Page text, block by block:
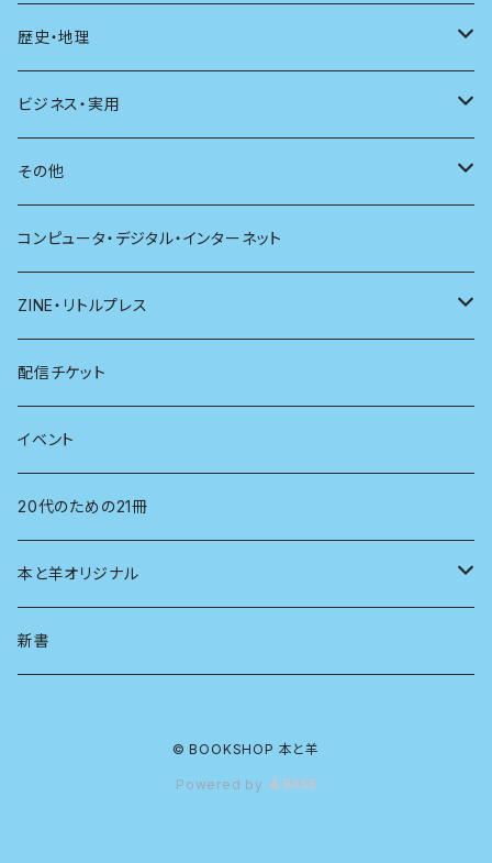
現代思想
新潮
別冊太陽
自然
科学
社会
哲学
医学
看護学
心理学
経営学
言語学
法律
人類学
電子版（EPub）
電子版（PDF）
歴史・地理
歴史
地理
ビジネス・実用
雷鳥社辞典シリーズ
その他
珈琲
雑貨
コンピュータ・デジタル・インターネット
ZINE・リトルプレス
電子版（EPub）
電子版（PDF）
配信チケット
イベント
20代のための21冊
本と羊オリジナル
アロマスプレー
新書
© BOOKSHOP 本と羊
Powered by